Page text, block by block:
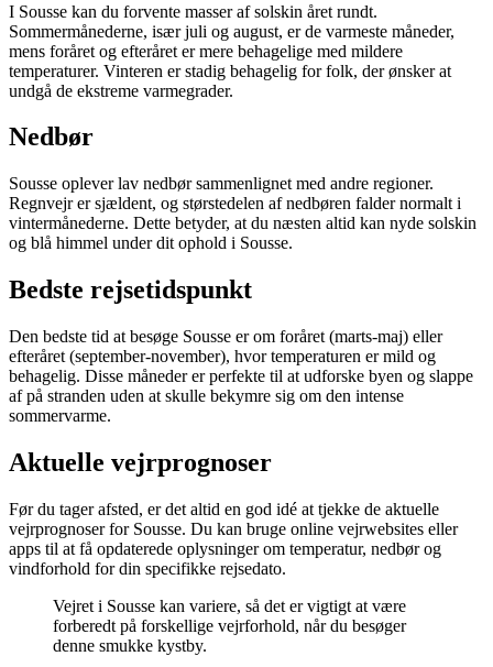
I Sousse kan du forvente masser af solskin året rundt.
Sommermånederne, især juli og august, er de varmeste måneder,
mens foråret og efteråret er mere behagelige med mildere
temperaturer. Vinteren er stadig behagelig for folk, der ønsker at
undgå de ekstreme varmegrader.
Nedbør
Sousse oplever lav nedbør sammenlignet med andre regioner.
Regnvejr er sjældent, og størstedelen af nedbøren falder normalt i
vintermånederne. Dette betyder, at du næsten altid kan nyde solskin
og blå himmel under dit ophold i Sousse.
Bedste rejsetidspunkt
Den bedste tid at besøge Sousse er om foråret (marts-maj) eller
efteråret (september-november), hvor temperaturen er mild og
behagelig. Disse måneder er perfekte til at udforske byen og slappe
af på stranden uden at skulle bekymre sig om den intense
sommervarme.
Aktuelle vejrprognoser
Før du tager afsted, er det altid en god idé at tjekke de aktuelle
vejrprognoser for Sousse. Du kan bruge online vejrwebsites eller
apps til at få opdaterede oplysninger om temperatur, nedbør og
vindforhold for din specifikke rejsedato.
Vejret i Sousse kan variere, så det er vigtigt at være
forberedt på forskellige vejrforhold, når du besøger
denne smukke kystby.